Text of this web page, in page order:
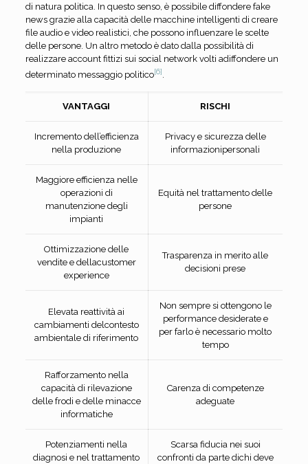
di natura politica. In questo senso, è possibile diffondere fake
news grazie alla capacità delle macchine intelligenti di creare
file audio e video realistici, che possono influenzare le scelte
delle persone. Un altro metodo è dato dalla possibilità di
realizzare account fittizi sui social network volti adiffondere un
determinato messaggio politico[6]
VANTAGGI RISCHI
Incremento dell’efficienza
nella produzione
Privacy e sicurezza delle
informazionipersonali
Maggiore efficienza nelle
operazioni di
manutenzione degli
impianti
Equità nel trattamento delle
persone
Ottimizzazione delle
vendite e dellacustomer
experience
Trasparenza in merito alle
decisioni prese
Elevata reattività ai
cambiamenti delcontesto
ambientale di riferimento
Non sempre si ottengono le
performance desiderate e
per farlo è necessario molto
tempo
Rafforzamento nella
capacità di rilevazione
delle frodi e delle minacce
informatiche
Carenza di competenze
adeguate
Potenziamenti nella
diagnosi e nel trattamento
Scarsa fiducia nei suoi
confronti da parte dichi deve